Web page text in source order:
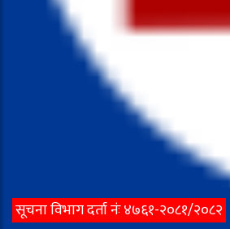
सूचना विभाग दर्ता नंः ४७६१-२०८१/२०८२